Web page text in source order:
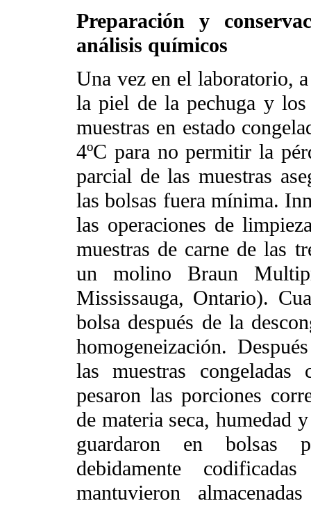
Preparación y
análisis químicos
Una vez en el laboratorio,
la piel de la pechuga y
muestras en estado
4ºC para no permitir la
parcial de las muestras
las bolsas fuera mínima.
las operaciones de
muestras de carne de las
un molino Braun
Mississauga, Ontario).
bolsa después de la
homogeneización.
las muestras
pesaron las porciones
de materia seca, humedad
guardaron en bolsas
debidamente
mantuvieron